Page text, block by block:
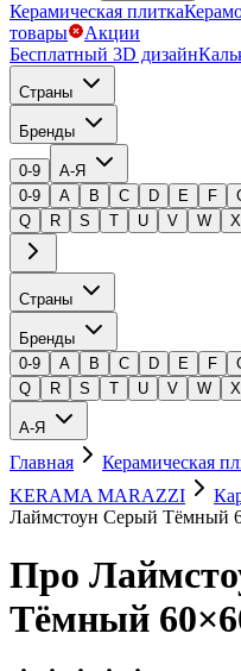
Керамическая плитка
товары
Акции
Бесплатный 3D дизайн
Страны
Бренды
0-9
А-Я
0-9
A B C D E F
Q
R S T U V W X
Страны
Бренды
0-9
A B C D E F
Q
R S T U V W X
А-Я
Главная Керамическая
KERAMA MARAZZI
Лаймстоун Серый Тёмный
Про
Тёмный